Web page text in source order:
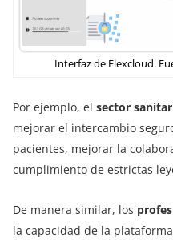
Interfaz de Flexcloud.
Por ejemplo, el sector
mejorar el intercambio
pacientes, mejorar la
cumplimiento de estrictas
De manera similar, los
la capacidad de la